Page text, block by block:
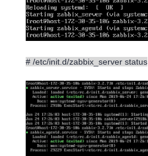
# /etc/init.d/zabbix_server status